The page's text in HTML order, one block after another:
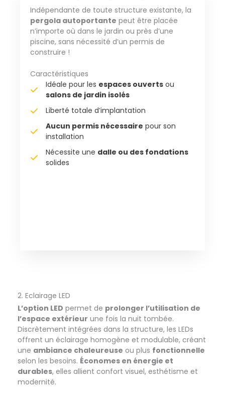
Indépendante de toute structure existante, la
pergola autoportante peut être placée
n’importe où dans le jardin ou près d’une
piscine, sans nécessité d’un permis de
construire !
Caractéristiques
Idéale pour les espaces ouverts ou
salons de jardin isolés
Liberté totale d’implantation
Aucun permis nécessaire pour son
installation
Nécessite une dalle ou des fondations
solides
2. Eclairage LED
L’option LED permet de prolonger l’utilisation de
l’espace extérieur une fois la nuit tombée.
Discrètement intégrées dans la structure, les LEDs
offrent un éclairage homogène et modulable, créant
une ambiance chaleureuse ou plus fonctionnelle
selon les besoins. Économes en énergie et
durables, elles allient confort visuel, esthétisme et
modernité.